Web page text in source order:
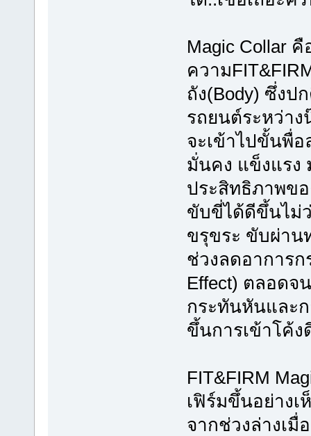
Magic Collar
ความ
ถัง(Body) ซึ่งป
รถยนต์ระหว่าง
จะเข้าไปขั้นพื่
มั่นคง แข็งแรง
ประสิทธิภาพข
ขับขี่ได้ดีขึ้นไม่
ขรุขระ ขับผ่าน
ช่วงลดอาการก
Effect) ตลอดจ
กระทันหันและ
ขึ้นการเข้าโค้
FIT&FIRM
เฟิร์มขึ้นอย่างเ
จากช่วงล่างเมื่